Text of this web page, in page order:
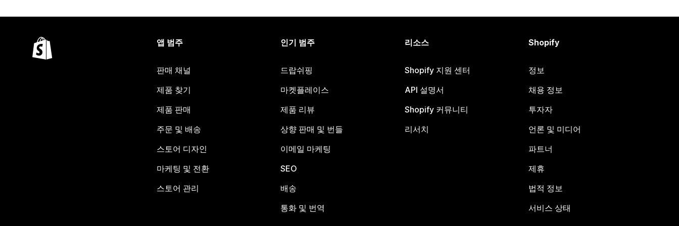
앱 범주
판매 채널
제품 찾기
제품 판매
주문 및 배송
스토어 디자인
마케팅 및 전환
스토어 관리
인기 범주
드랍쉬핑
마켓플레이스
제품 리뷰
상향 판매 및 번들
이메일 마케팅
SEO
배송
통화 및 번역
리소스
Shopify 지원 센터
API 설명서
Shopify 커뮤니티
리서치
Shopify
정보
채용 정보
투자자
언론 및 미디어
파트너
제휴
법적 정보
서비스 상태